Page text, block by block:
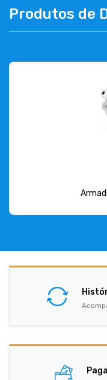
Produtos de